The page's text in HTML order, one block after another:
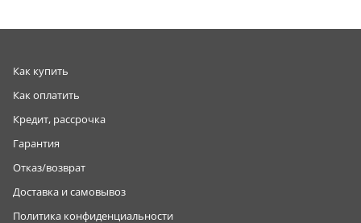
Как купить
Как оплатить
Кредит, рассрочка
Гарантия
Отказ/возврат
Доставка и самовывоз
Политика конфиденциальности